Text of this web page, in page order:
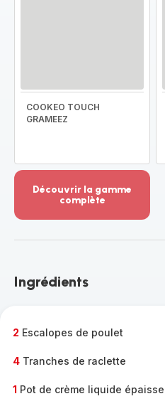
COOKEO TOUCH
GRAMEEZ
Découvrir la gamme
complète
-
gamme
Ingrédients
2 Escalopes de poulet
4 Tranches de raclette
1 Pot de crème liquide épaisse